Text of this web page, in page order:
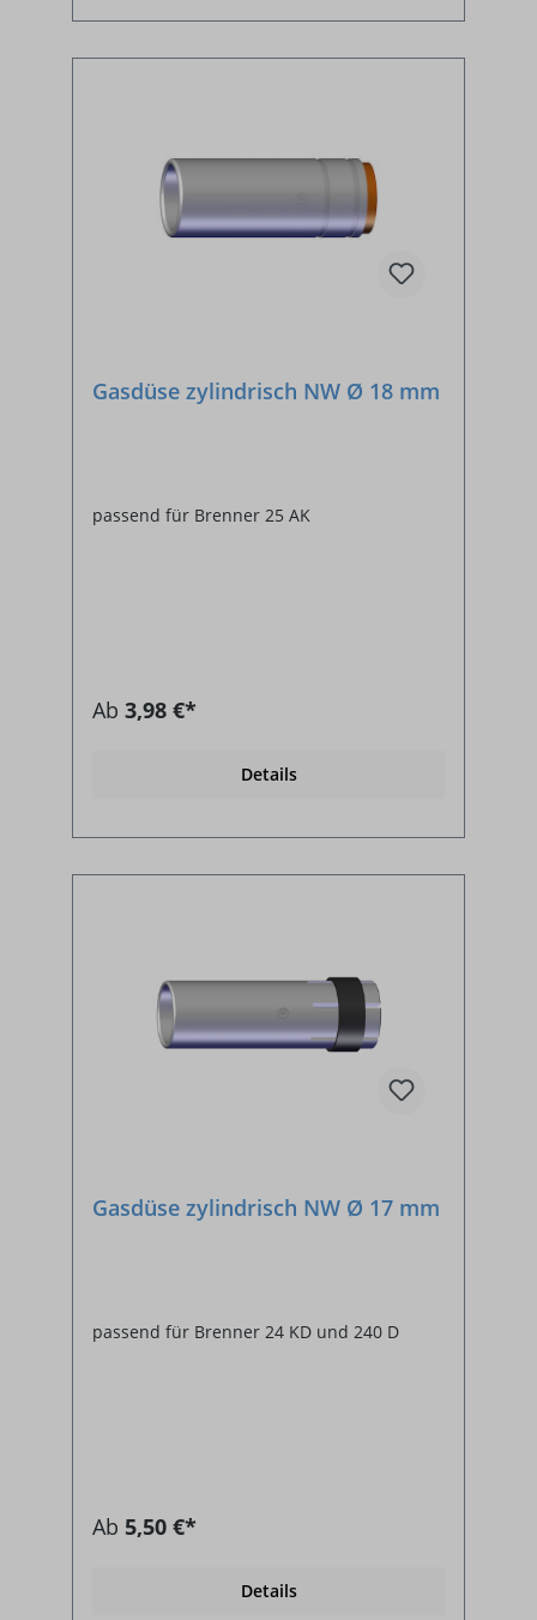
Gasdüse zylindrisch NW Ø 18 mm
passend für Brenner 25 AK
Ab 3,98 €*
Details
Gasdüse zylindrisch NW Ø 17 mm
passend für Brenner 24 KD und 240 D
Ab 5,50 €*
Details